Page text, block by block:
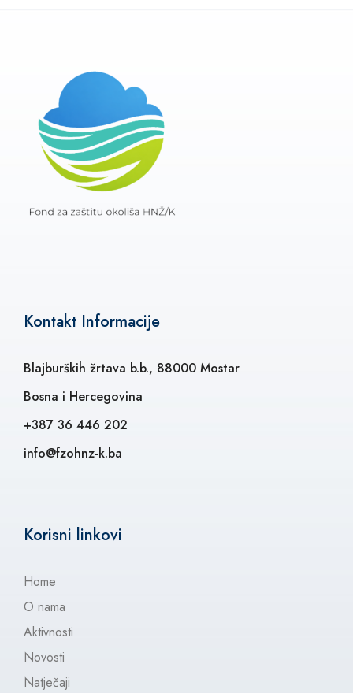
Kontakt Informacije
Blajburških žrtava b.b., 88000 Mostar
Bosna i Hercegovina
+387 36 446 202
info@fzohnz-k.ba
Korisni linkovi
Home
O nama
Aktivnosti
Novosti
Natječaji